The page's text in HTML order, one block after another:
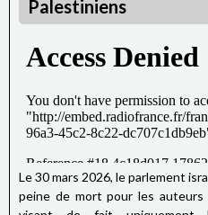
Palestiniens
Le 30 mars 2026, le parlement
peine de mort pour les